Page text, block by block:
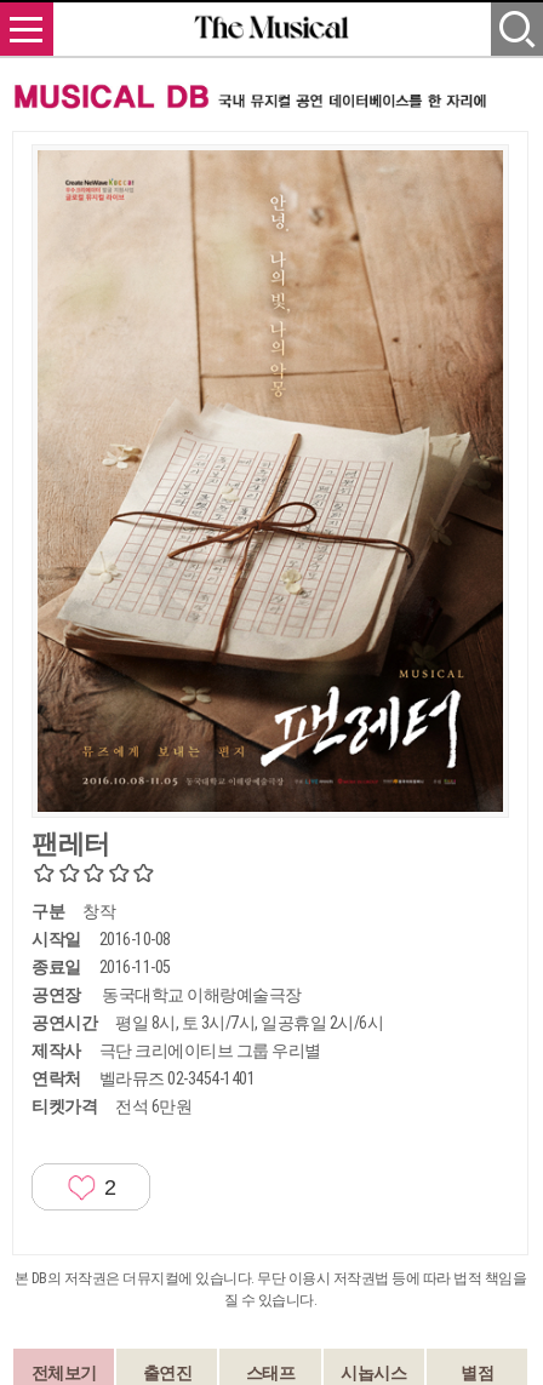
팬레터
구분
창작
시작일
2016-10-08
종료일
2016-11-05
공연장
동국대학교 이해랑예술극장
공연시간
평일 8시, 토 3시/7시, 일공휴일 2시/6시
제작사
극단 크리에이티브 그룹 우리별
연락처
벨라뮤즈 02-3454-1401
티켓가격
전석 6만원
2
본 DB의 저작권은 더뮤지컬에 있습니다. 무단 이용시 저작권법 등에 따라 법적 책임을
질 수 있습니다.
전체보기 출연진 스태프 시놉시스 별점